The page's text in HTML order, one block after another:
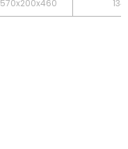
570x200x460 134